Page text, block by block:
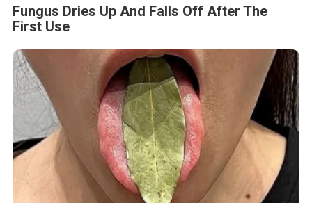
Fungus Dries Up And Falls Off After The
First Use